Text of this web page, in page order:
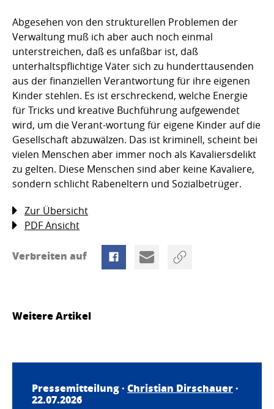
Abgesehen von den strukturellen Problemen der
Verwaltung muß ich aber auch noch einmal
unterstreichen, daß es unfaßbar ist, daß
unterhaltspflichtige Väter sich zu hunderttausenden
aus der finanziellen Verantwortung für ihre eigenen
Kinder stehlen. Es ist erschreckend, welche Energie
für Tricks und kreative Buchführung aufgewendet
wird, um die Verant-wortung für eigene Kinder auf die
Gesellschaft abzuwälzen. Das ist kriminell, scheint bei
vielen Menschen aber immer noch als Kavaliersdelikt
zu gelten. Diese Menschen sind aber keine Kavaliere,
sondern schlicht Rabeneltern und Sozialbetrüger.
Zur Übersicht
PDF Ansicht
Verbreiten auf
Weitere Artikel
Pressemitteilung · Christian Dirschauer·
22.07.2026